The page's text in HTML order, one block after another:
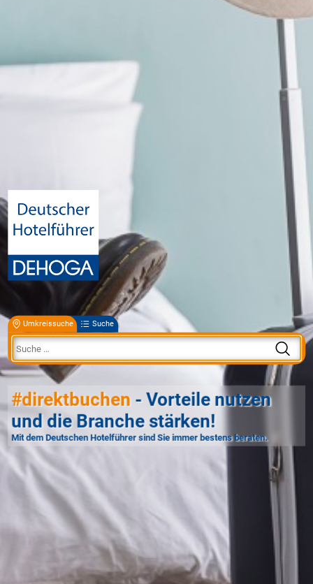
Umkreissuche Suche
#direktbuchen - Vorteile nutzen
und die Branche stärken!
Mit dem Deutschen Hotelführer sind Sie immer bestens beraten.